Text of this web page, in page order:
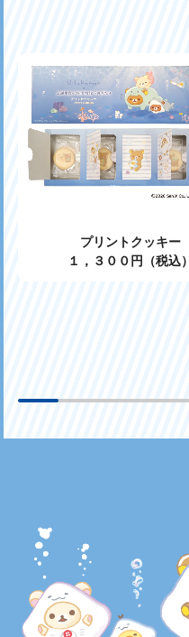
プリントクッキー
１，３００円（税込）